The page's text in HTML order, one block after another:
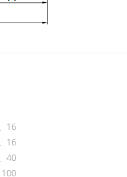
16
16
40
100